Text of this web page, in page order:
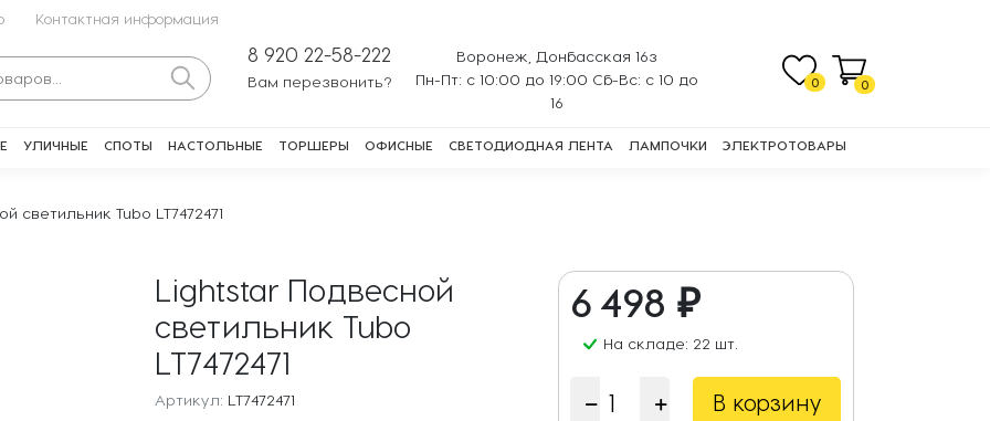
Контактная информация
8 920 22-58-222
Вам перезвонить?
Воронеж, Донбасская 16з
Пн-Пт: с 10:00 до 19:00 Сб-Вс: с 10 до
16
0 0
УЛИЧНЫЕ СПОТЫ НАСТОЛЬНЫЕ ТОРШЕРЫ ОФИСНЫЕ СВЕТОДИОДНАЯ ЛЕНТА ЛАМПОЧКИ ЭЛЕКТРОТОВАРЫ
светильник Tubo LT7472471
Lightstar Подвесной
светильник Tubo
LT7472471
Артикул: LT7472471
6 498 ₽
На складе: 22 шт.
В корзину